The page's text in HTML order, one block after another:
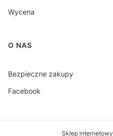
Wycena
O NAS
Bezpieczne zakupy
Facebook
Sklep internetowy